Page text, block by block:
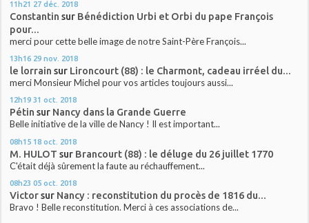
11h21 27 déc. 2018
Constantin sur Bénédiction Urbi et Orbi du pape François
pour...
merci pour cette belle image de notre Saint-Père François...
13h16 29 nov. 2018
le lorrain sur Lironcourt (88) : le Charmont, cadeau irréel du...
merci Monsieur Michel pour vos articles toujours aussi...
12h19 31 oct. 2018
Pétin sur Nancy dans la Grande Guerre
Belle initiative de la ville de Nancy ! Il est important...
08h15 18 oct. 2018
M. HULOT sur Brancourt (88) : le déluge du 26 juillet 1770
C'était déjà sûrement la faute au réchauffement...
08h23 05 oct. 2018
Victorsur Nancy : reconstitution du procès de 1816 du...
Bravo ! Belle reconstitution. Merci à ces associations de...